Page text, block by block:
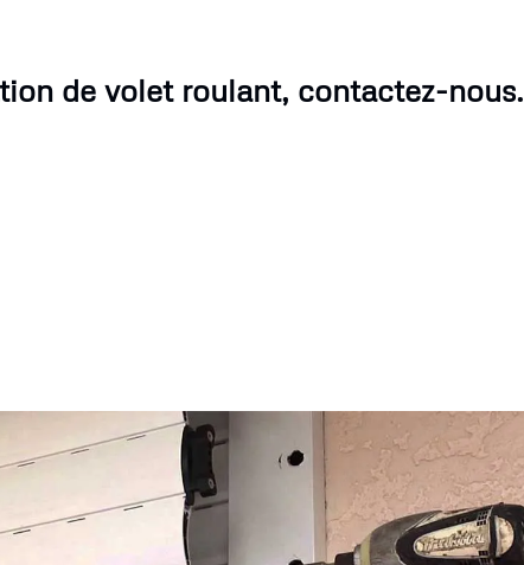
de volet roulant, contactez-nous.